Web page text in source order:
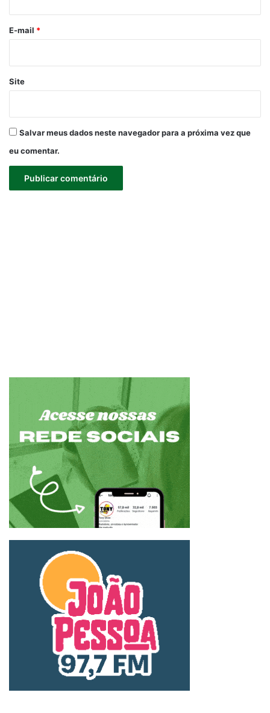
*
E-mail *
Site
Salvar meus dados neste navegador para a próxima vez que
eu comentar.